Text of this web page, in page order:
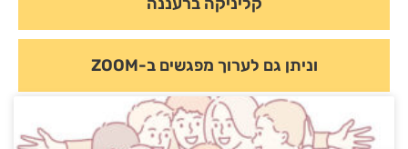
וניתן גם לערוך מפגשים ב-ZOOM